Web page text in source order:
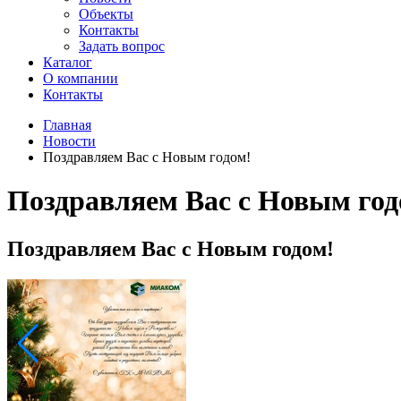
Объекты
Контакты
Задать вопрос
Каталог
О компании
Контакты
Главная
Новости
Поздравляем Вас с Новым годом!
Поздравляем Вас с Новым
Поздравляем Вас с Новым годом!